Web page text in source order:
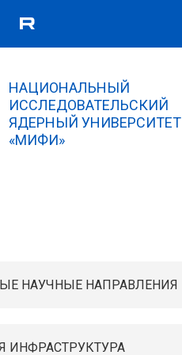
НАЦИОНАЛЬНЫЙ
ИССЛЕДОВАТЕЛЬСКИЙ
ЯДЕРНЫЙ УНИВЕРСИТЕТ
«МИФИ»
НАУЧНЫЕ НАПРАВЛЕНИЯ
ИНФРАСТРУКТУРА